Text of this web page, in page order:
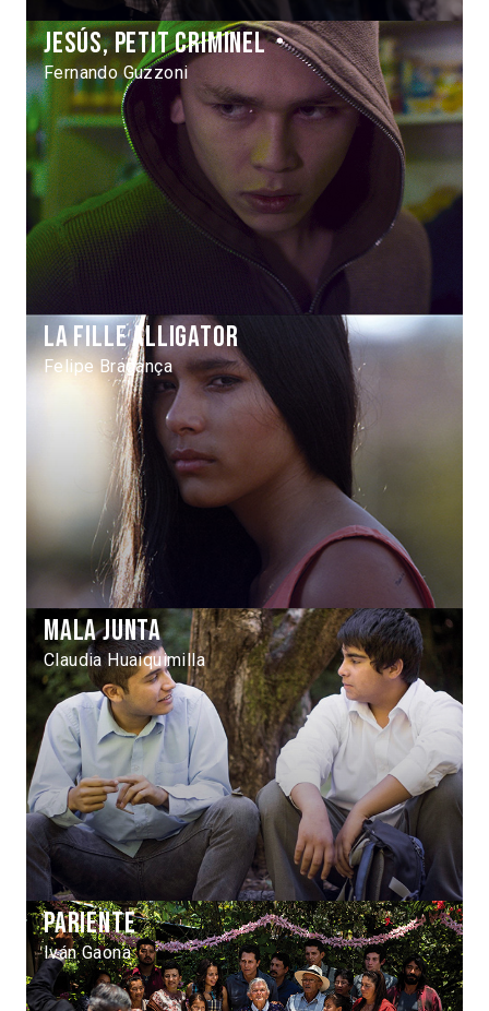
Jesús, petit criminel
Fernando Guzzoni
La Fille alligator
Felipe Bragança
Mala junta
Claudia Huaiquimilla
Pariente
Iván Gaona